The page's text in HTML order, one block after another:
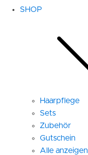
SHOP
Haarpflege
Sets
Zubehör
Gutschein
Alle anzeigen